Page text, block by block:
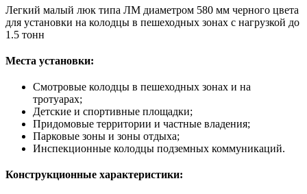
Легкий малый люк типа ЛМ диаметром 580 мм черного цвета
для установки на колодцы в пешеходных зонах с нагрузкой до
1.5 тонн
Места установки:
Смотровые колодцы в пешеходных зонах и на
тротуарах;
Детские и спортивные площадки;
Придомовые территории и частные владения;
Парковые зоны и зоны отдыха;
Инспекционные колодцы подземных коммуникаций.
Конструкционные характеристики: